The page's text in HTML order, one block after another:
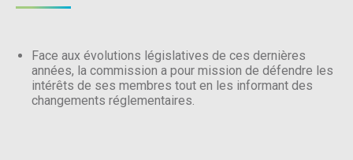
Face aux évolutions législatives de ces dernières
années, la commission a pour mission de défendre les
intérêts de ses membres tout en les informant des
changements réglementaires.